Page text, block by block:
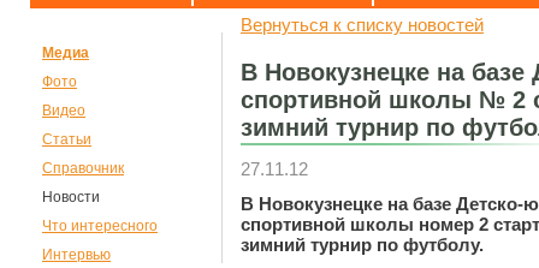
Медиа
Фото
Видео
Статьи
Справочник
Новости
Что интересного
Интервью
Вернуться к списку новостей
В Новокузнецке на
спортивной школы № 2
зимний турнир по
27.11.12
В Новокузнецке на базе Детско-
спортивной школы номер 2
зимний турнир по футболу.